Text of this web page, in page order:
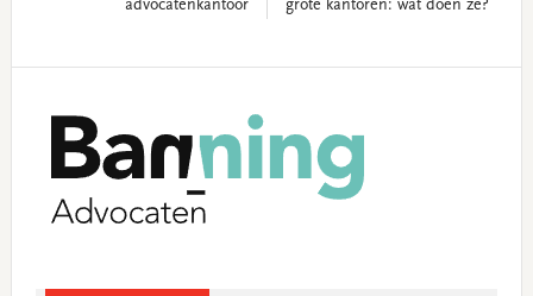
advocatenkantoor
grote kantoren: wat doen ze?
Sidebar